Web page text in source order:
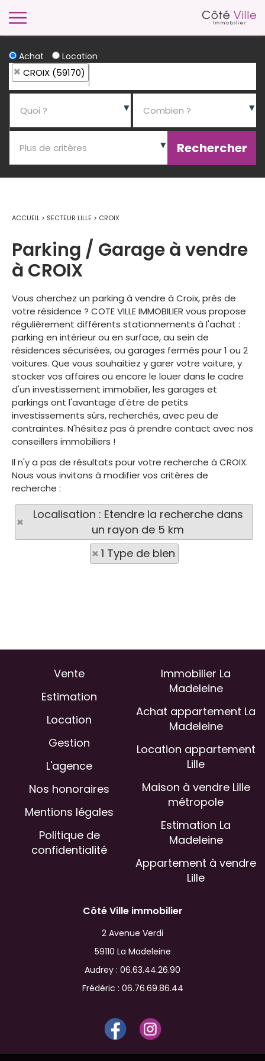
Achat Location
CROIX (59170)
ACCUEIL > SECTEUR LILLE > CROIX
Parking / Garage à vendre
à CROIX
Vous cherchez un parking à vendre à Croix, près de
votre résidence ? COTE VILLE IMMOBILIER vous propose
régulièrement différents stationnements à l'achat :
parking en intérieur ou en surface, au sein de
résidences sécurisées, ou garages fermés pour 1 ou 2
voitures. Que vous souhaitiez y garer votre voiture, y
stocker vos affaires ou encore le louer dans le cadre
d'un investissement immobilier, les garages et
parkings ont l'avantage d'être de petits
investissements sûrs, recherchés, avec peu de
contraintes. N'hésitez pas à prendre contact avec nos
conseillers immobiliers !
Il n'y a pas de résultats pour votre recherche à CROIX.
Nous vous invitons à modifier vos critères de
recherche :
Localisation : Etendre la recherche dans
un rayon de 5 km
1 Type de bien
Vente
Estimation
Location
Gestion
L'agence
Nos honoraires
Mentions légales
Politique de
confidentialité
Immobilier La
Madeleine
Achat appartement La
Madeleine
Location appartement
Lille
Maison à vendre Lille
métropole
Estimation La
Madeleine
Appartement à vendre
Lille
Côté Ville immobilier
2 Avenue Verdi
59110 La Madeleine
Audrey : 06.63.44.26.90
Frédéric : 06.76.69.86.44